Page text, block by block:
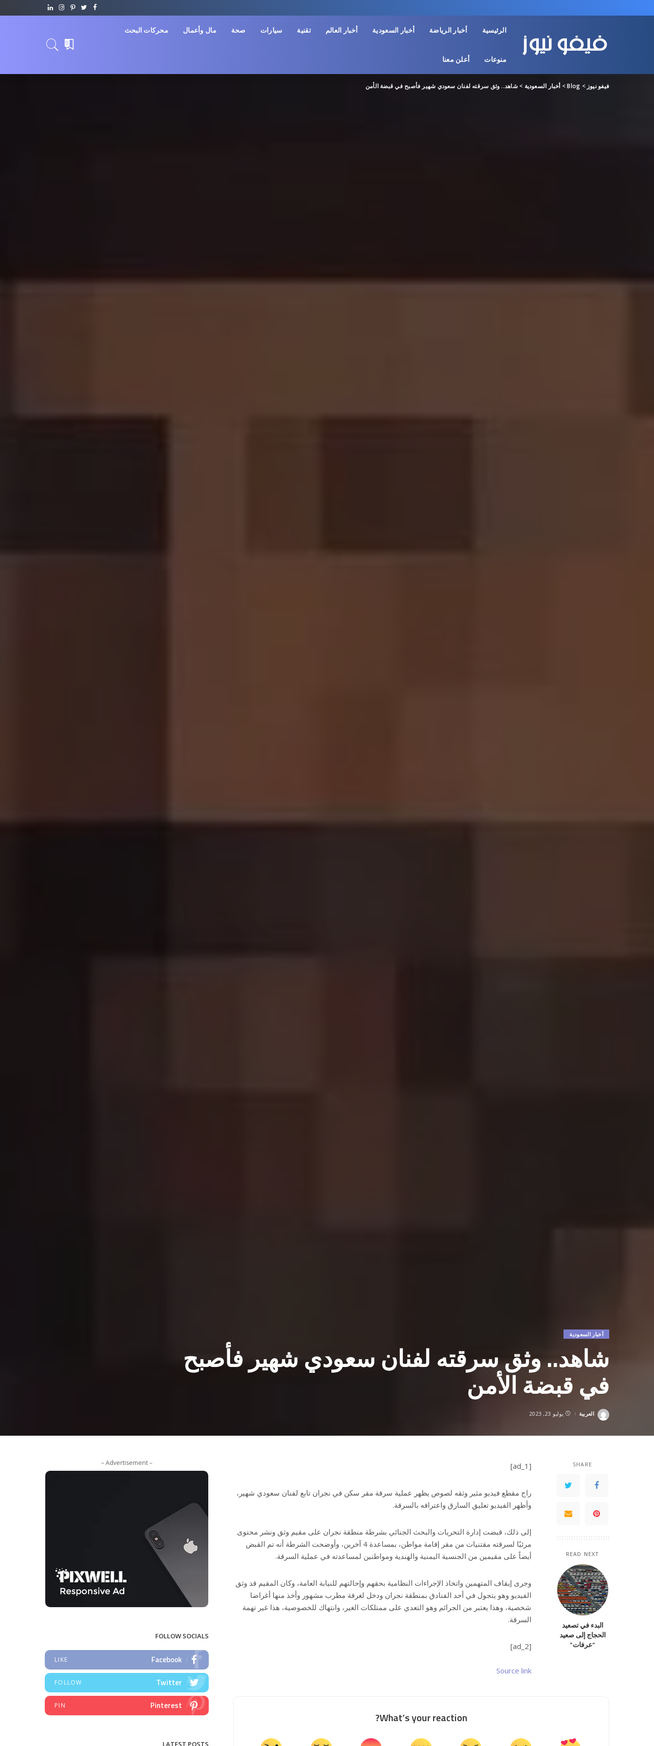
الرئيسية أخبار الرياضة أخبار السعودية أخبار العالم تقنية سيارات صحة مال وأعمال محركات البحث
منوعات أعلن معنا
0
فيفو نيوز >
Blog
> أخبار السعودية >شاهد.. وثق سرقته لفنان سعودي شهير فأصبح في قبضة الأمن
أخبار السعودية
شاهد.. وثق سرقته لفنان سعودي شهير فأصبح
في قبضة الأمن
Posted
العربية يوليو 23, 2023
SHARE
READ NEXT
البدء في تصعيد
الحجاج إلى صعيد
“عرفات”
[ad_1]
راج مقطع فيديو مثير وثقه لصوص يظهر عملية سرقة مقر سكن في نجران تابع لفنان سعودي شهير،
وأظهر الفيديو تعليق السارق واعترافه بالسرقة.
إلى ذلك، قبضت إدارة التحريات والبحث الجنائي بشرطة منطقة ⁧‫نجران‬⁩ على مقيم وثق ونشر محتوى
مرئيًا لسرقته مقتنيات من مقر إقامة مواطن، بمساعدة 4 آخرين، وأوضحت الشرطة أنه تم القبض
أيضاً على مقيمين من الجنسية اليمنية والهندية ومواطنين لمساعدته في عملية السرقة.
وجرى إيقاف المتهمين واتخاذ الإجراءات النظامية بحقهم وإحالتهم للنيابة العامة، وكان المقيم قد وثق
الفيديو وهو يتجول في أحد الفنادق بمنطقة نجران ودخل لغرفة مطرب مشهور وأخذ منها أغراضا
شخصية، وهذا يعتبر من الجرائم وهو التعدي على ممتلكات الغير، وانتهاك للخصوصية، هذا غير تهمة
السرقة.
[ad_2]
Source link
What’s your reaction?
– Advertisement –
FOLLOW SOCIALS
Facebook
LIKE
Twitter
FOLLOW
Pinterest
PIN
LATEST POSTS